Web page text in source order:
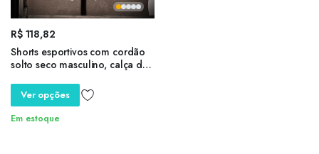
R$118,82
Shorts esportivos com cordão
solto seco masculino, calça de
ondulado, monocromático,
correndo, esportivo, verão
Ver opções
Em estoque